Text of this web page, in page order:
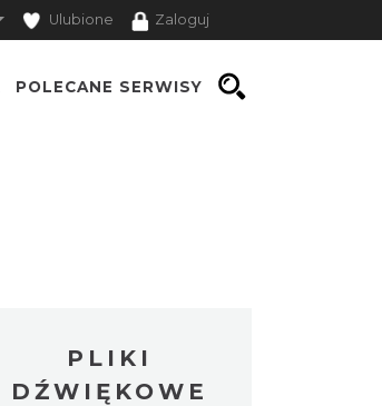
Ulubione Zaloguj
POLECANE SERWISY
PLIKI
DŹWIĘKOWE